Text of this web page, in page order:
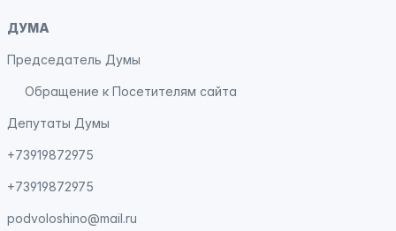
ДУМА
Председатель Думы
Обращение к Посетителям сайта
Депутаты Думы
+73919872975
+73919872975
podvoloshino@mail.ru